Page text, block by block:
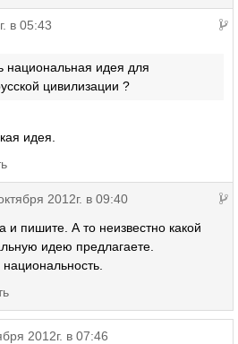
в 05:43
национальная идея для
цивилизации ?
идея.
2012г. в 09:40
и пишите. А то неизвестно какой
идею предлагаете.
2012г. в 07:46